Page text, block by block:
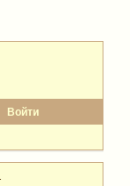
Войти